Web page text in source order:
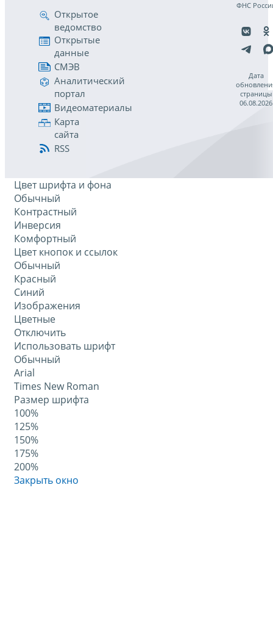
Открытое
ведомство
Открытые
данные
СМЭВ
Аналитический
портал
Видеоматериалы
Карта
сайта
RSS
ФНС
Дата
страницы
06.08.2026
Цвет шрифта и фона
Обычный
Контрастный
Инверсия
Комфортный
Цвет кнопок и ссылок
Обычный
Красный
Синий
Изображения
Цветные
Отключить
Использовать шрифт
Обычный
Arial
Times New Roman
Размер шрифта
100%
125%
150%
175%
200%
Закрыть окно